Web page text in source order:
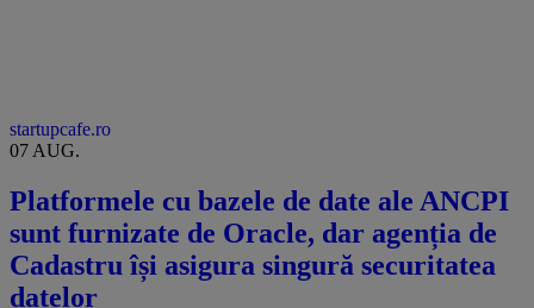
startupcafe.ro
07 AUG.
Platformele cu bazele de date ale ANCPI
sunt furnizate de Oracle, dar agenția de
Cadastru își asigura singură securitatea
datelor